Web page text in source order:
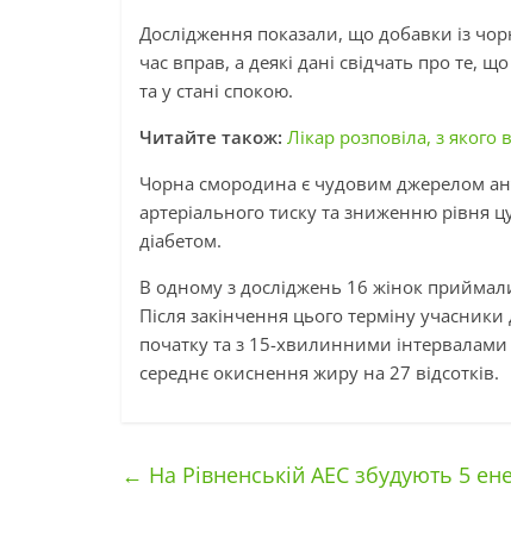
Дослідження показали, що добавки із
час вправ, а деякі дані свідчать про
та у стані спокою.
Читайте також: Лікар розповіла, з якого
Чорна смородина є чудовим джерелом
артеріального тиску та зниженню
діабетом.
В одному з досліджень 16 жінок
Після закінчення цього терміну
початку та з 15-хвилинними інтервалами
середнє окиснення жиру на 27 відсотків.
← На Рівненській АЕС збудують 5